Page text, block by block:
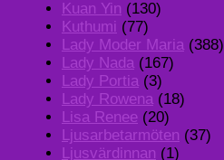
Kuan Yin (130)
Kuthumi (77)
Lady Moder Maria (388)
Lady Nada (167)
Lady Portia (3)
Lady Rowena (18)
Lisa Renee (20)
Ljusarbetarmöten (37)
Ljusvärdinnan (1)